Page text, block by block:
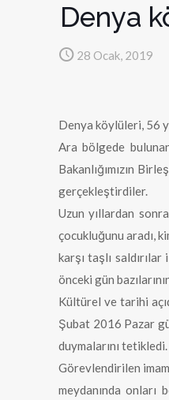
Denya
28 Ocak, 2019
Denya köylüleri, 56
Ara bölgede
Bakanlığımızın
gerçekleştirdiler.
Uzun yıllardan
çocukluğunu aradı,
karşı taşlı
önceki gün
Kültürel ve tarihi
Şubat 2016 Pazar
duymalarını tetikledi.
Görevlendirilen
meydanında onları